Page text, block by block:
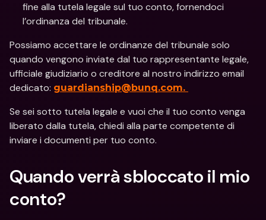
fine alla tutela legale sul tuo conto, fornendoci
l’ordinanza del tribunale.
Possiamo accettare le ordinanze del tribunale solo
quando vengono inviate dal tuo rappresentante legale,
ufficiale giudiziario o creditore al nostro indirizzo email
dedicato: guardianship@bunq.com.
Se sei sotto tutela legale e vuoi che il tuo conto venga
liberato dalla tutela, chiedi alla parte competente di
inviare i documenti per tuo conto.
Quando verrà sbloccato il mio
conto?